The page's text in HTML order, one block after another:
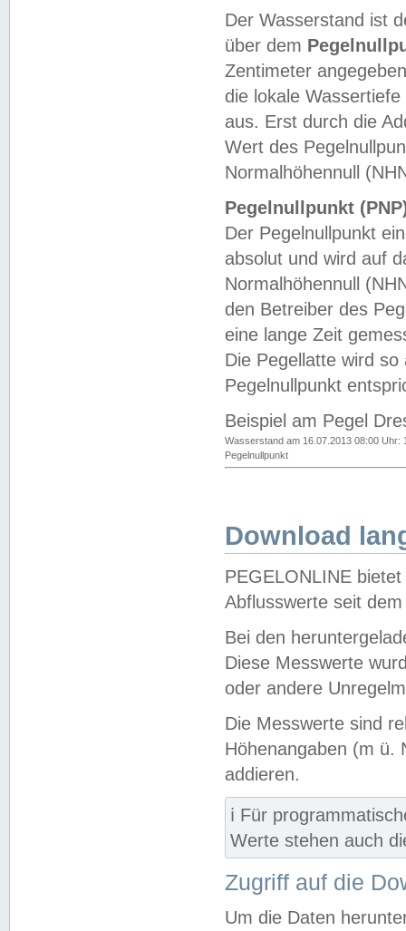
Der Wasserstand ist
über dem
Zentimeter
die lokale
aus. Erst durch die
Wert des
Normalhöhennull
Pegelnullpunkt
Der Pegelnullpunkt
absolut und wird auf
Normalhöhennull
den Betreiber des
eine lange Zeit
Die Pegellatte wird
Pegelnullpunkt
Beispiel am Pegel
Wasserstand am 16.07.2013 08:00 Uhr:
Pegelnullpunkt
Download
PEGELONLINE
Abflusswerte seit
Bei den
Diese Messwerte
oder andere
Die Messwerte sind
Höhenangaben (m ü.
addieren.
ℹ️ Für
Werte stehen auch
Zugriff auf die
Um die Daten